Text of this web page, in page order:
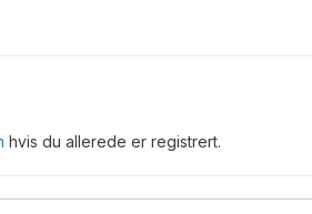
hvis du allerede er registrert.